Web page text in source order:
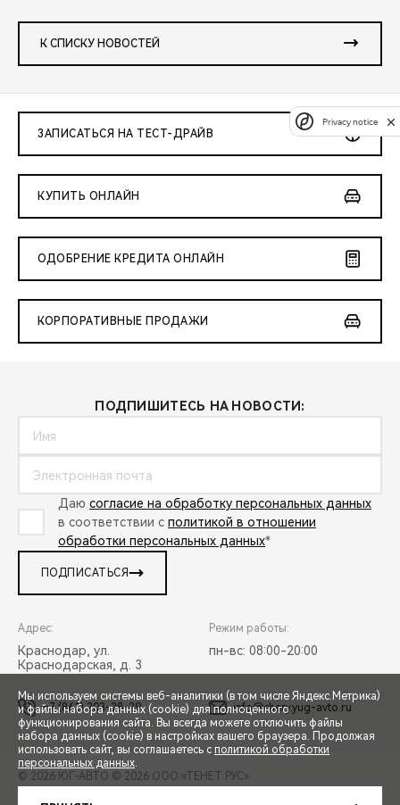
СПЕЦПРЕДЛОЖЕНИЯ
ЗАПИСЬ НА ТЕСТ-ДРАЙВ
К СПИСКУ НОВОСТЕЙ
ЗАПИСАТЬСЯ НА ТЕСТ-ДРАЙВ
КУПИТЬ ОНЛАЙН
ОДОБРЕНИЕ КРЕДИТА ОНЛАЙН
КОРПОРАТИВНЫЕ ПРОДАЖИ
ПОДПИШИТЕСЬ НА НОВОСТИ:
Даю согласие на обработку персональных данных
в соответствии с политикой в отношении
обработки персональных данных*
ПОДПИСАТЬСЯ
Адрес:
Краснодар, ул.
Краснодарская, д. 3
Режим работы:
пн-вс: 08:00-20:00
+7 (861) 203-28-29 info@chery.yug-avto.ru
© 2026 ЮГ-АВТО © 2026 ООО «ТЕНЕТ РУС»
Мы используем системы веб-аналитики (в том числе Яндекс.Метрика)
и файлы набора данных (cookie) для полноценного
функционирования сайта. Вы всегда можете отключить файлы
набора данных (cookie) в настройках вашего браузера. Продолжая
использовать сайт, вы соглашаетесь с политикой обработки
персональных данных.
Privacy notice